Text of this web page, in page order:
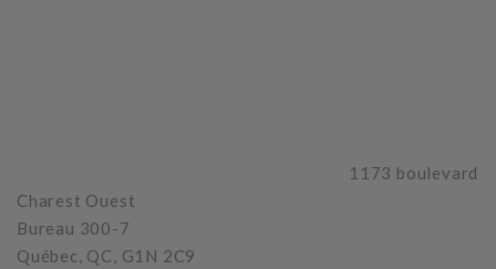
1173 boulevard
Charest Ouest
Bureau 300-7
Québec, QC, G1N 2C9